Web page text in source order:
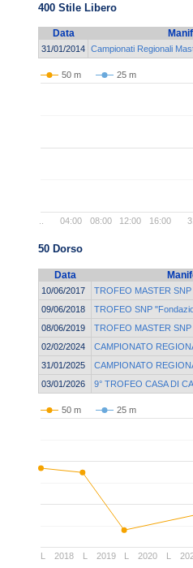
400 Stile Libero
Data
31/01/2014 Campionati Regionali
50 m 25 m
04:00 08:00 12:00 16:00
50 Dorso
Data
10/06/2017
TROFEO MASTER
09/06/2018
TROFEO SNP
08/06/2019
TROFEO MASTER
02/02/2024
CAMPIONATO
31/01/2025
CAMPIONATO
03/01/2026
9° TROFEO CASA DI
50 m 25 m
2018 2019 2020
L L L L